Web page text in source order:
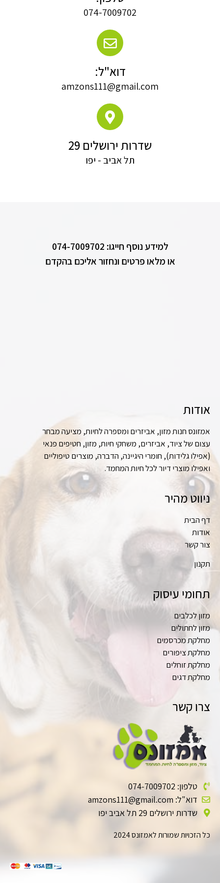
074-7009702
דוא"ל:
amzons111@gmail.com
שדרות ירושלים 29
תל אביב - יפו
למידע נוסף חייגו: 074-7009702
או מלאו פרטים ונחזור אליכם בהקדם
אודות
אמזונס חנות מזון, אביזרים ומספרה לחיות, מציעה מבחר
עצום של ציוד, אביזרים, משחקי חיות, מזון, חטיפים פנאי
(אפילו גלידות), חומרי היגיינה, הדברה, מוצרים טיפוליים
ואפילו מוצרי דיור לכל חיות המחמד.
ניווט מהיר
דף הבית
אודות
צור קשר
תקנון
תחומי עיסוק
מזון לכלבים
מזון לחתולים
מחלקת מכרסמים
מחלקת ציפורים
מחלקת זוחלים
מחלקת דגים
צרו קשר
טלפון: 074-7009702
דוא"ל: amzons111@gmail.com
שדרות ירושלים 29 תל אביב יפו
כל הזכויות שמורות לאמזונס 2024